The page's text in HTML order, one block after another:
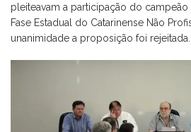
pleiteavam a participação do campeão
Fase Estadual do Catarinense Não
unanimidade a proposição foi rejeitada.